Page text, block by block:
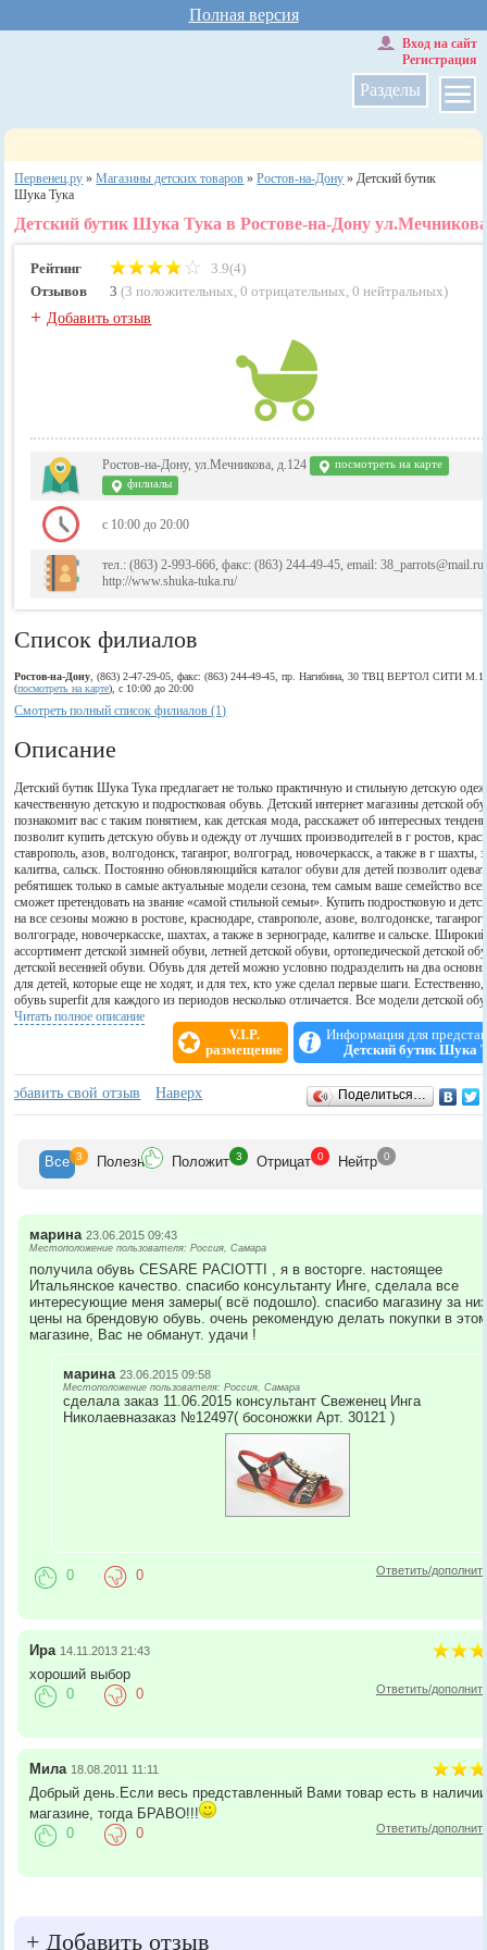
Полная версия
Разделы
Вход на сайт
Регистрация
Первенец.ру »Магазины детских товаров »Ростов-на-Дону »Детский бутик
Шука Тука
Детский бутик Шука Тука в Ростове-на-Дону
Рейтинг
3.9(4)
Отзывов
3 (3 положительных,0 отрицательных,0 нейтральных)
+Добавить отзыв
Ростов-на-Дону, ул.Мечникова, д.124
посмотреть на карте
филиалы
с 10:00 до 20:00
тел.: (863) 2-993-666, факс: (863) 244-49-45, email: 38_parrots@mail.ru,
http://www.shuka-tuka.ru/
Список филиалов
Ростов-на-Дону , (863) 2-47-29-05, факс: (863) 244-49-45, пр. Нагибина, 30 ТВЦ ВЕРТОЛ СИТИ
(посмотреть на карте), с 10:00 до 20:00
Смотреть полный список филиалов (1)
Описание
Детский бутик Шука Тука предлагает не только практичную и стильную детскую
качественную детскую и подростковая обувь. Детский интернет магазины детской
познакомит вас с таким понятием, как детская мода, расскажет об интересных
позволит купить детскую обувь и одежду от лучших производителей в г ростов,
ставрополь, азов, волгодонск, таганрог, волгоград, новочеркасск, а также в г шахты,
калитва, сальск. Постоянно обновляющийся каталог обуви для детей позволит
ребятишек только в самые актуальные модели сезона, тем самым ваше семейство
сможет претендовать на звание «самой стильной семьи». Купить подростковую и
на все сезоны можно в ростове, краснодаре, ставрополе, азове, волгодонске,
волгограде, новочеркасске, шахтах, а также в зернограде, калитве и сальске. Широкий
ассортимент детской зимней обуви, летней детской обуви, ортопедической детской
детской весенней обуви. Обувь для детей можно условно подразделить на два
для детей, которые еще не ходят, и для тех, кто уже сделал первые шаги. Естественно,
обувь superfit для каждого из периодов несколько отличается. Все модели детской
superfit разрабатываются специалистами, сотрудничая с известными врачами и
учитывая физиологическое строение ног. Поэтому производители гарантируют, что
обувь superfitспособствует естественному развитию детских ножек.
Читать полное описание
V.I.P.
размещение
Информация для
Детский бутик Шука
Отзывы
Добавить свой отзыв Наверх Поделиться…
Все 3 Полезн Положит 3 Отрицат 0 Нейтр 0
марина 23.06.2015 09:43
Местоположение пользователя: Россия, Самара
получила обувь CESARE PACIOTTI , я в восторге. настоящее
Итальянское качество. спасибо консультанту Инге, сделала все
интересующие меня замеры( всё подошло). спасибо магазину за
цены на брендовую обувь. очень рекомендую делать покупки в
магазине, Вас не обманут. удачи !
марина 23.06.2015 09:58
Местоположение пользователя: Россия, Самара
сделала заказ 11.06.2015 консультант Свеженец Инга
Николаевназаказ №12497( босоножки Арт. 30121 )
Ответить/
0 0
Ира 14.11.2013 21:43
хороший выбор
Ответить/
0 0
Мила 18.08.2011 11:11
Добрый день.Если весь представленный Вами товар есть в
магазине, тогда БРАВО!!!
Ответить/
0 0
+ Добавить отзыв